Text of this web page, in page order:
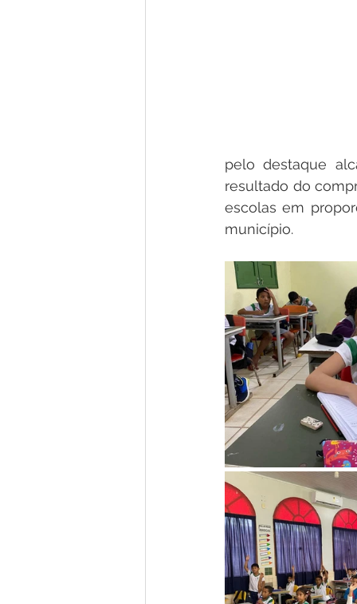
pelo destaque
resultado do
escolas em
município.